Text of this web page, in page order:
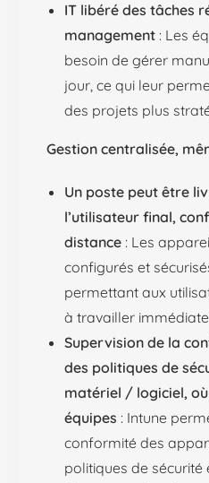
IT libéré des tâches
management : Les
besoin de gérer
jour, ce qui leur
des projets plus
Gestion centralisée,
Un poste peut être
l’utilisateur final,
distance : Les
configurés et
permettant aux
à travailler
Supervision de la
des politiques de
matériel / logiciel,
équipes : Intune
conformité des
politiques de sécurité